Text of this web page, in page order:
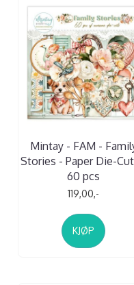
Mintay - FAM -
Stories - Paper Die-
60 pcs
119,00,-
KJØP